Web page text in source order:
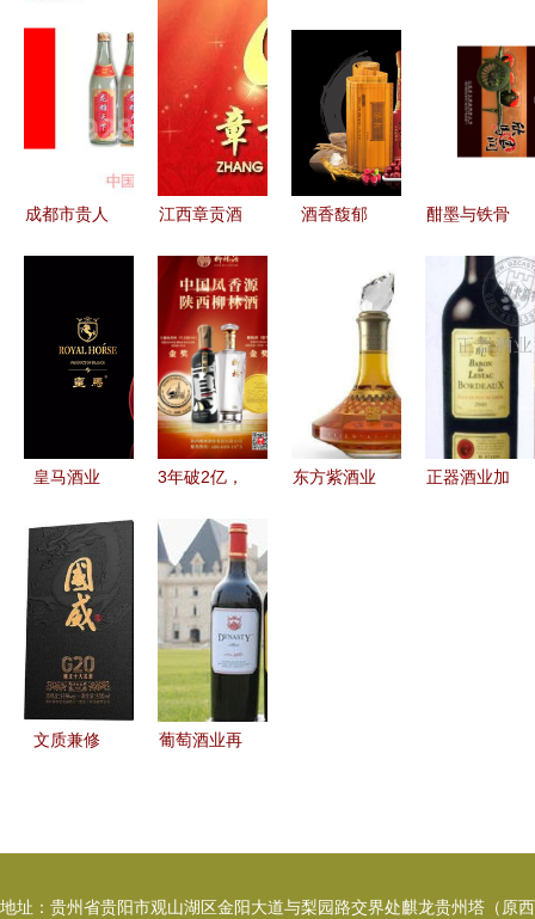
成都市贵人
工艺的全景
呈现
江西章贡酒
心铸就赣南
酒文化瑰宝
酒香馥郁
业最新热点
与市场趋势
酣墨与铁骨
南北瓶语
皇马酒业
的品质佳酿
之旅
3年破2亿，
速度 柳林
酒业做对了
什么？
东方紫酒业
正器酒业加
文质兼修
葡萄酒业再
地址：贵州省贵阳市观山湖区金阳大道与梨园路交界处麒龙贵州塔（原西